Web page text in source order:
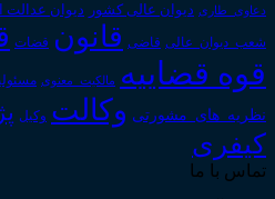
دعاوی_طاری دیوان عالی کشور دیوان عدالت
شعب_دیوان_عالی قاضی قانون قضات
قوه قضاییه مالکیت_معنوی
نظریه_های_مشورتی وکالت وکیل
کیفری
تماس با ما